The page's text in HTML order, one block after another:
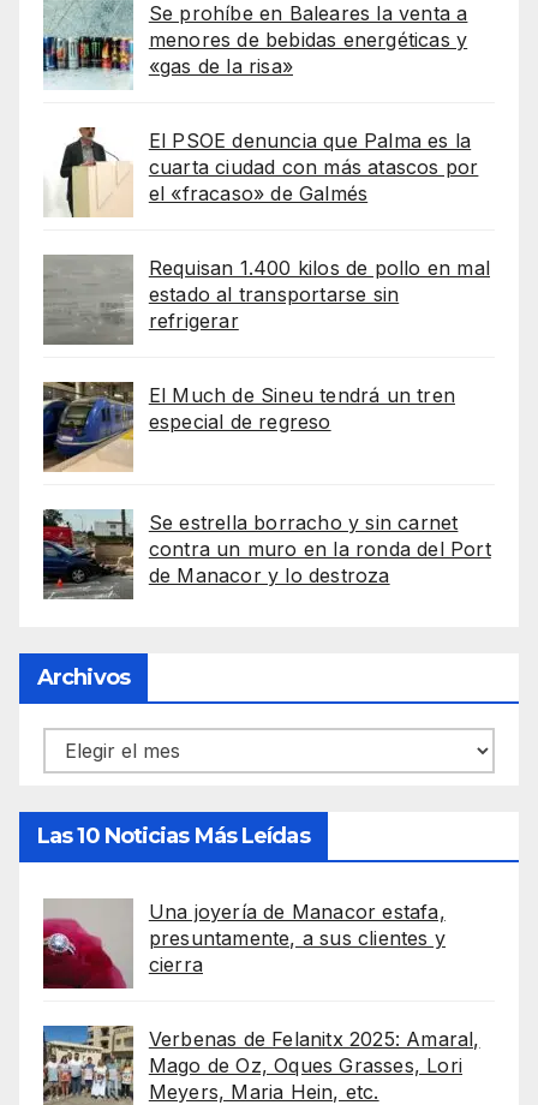
Se prohíbe en Baleares la venta a
menores de bebidas energéticas y
«gas de la risa»
El PSOE denuncia que Palma es la
cuarta ciudad con más atascos por
el «fracaso» de Galmés
Requisan 1.400 kilos de pollo en mal
estado al transportarse sin
refrigerar
El Much de Sineu tendrá un tren
especial de regreso
Se estrella borracho y sin carnet
contra un muro en la ronda del Port
de Manacor y lo destroza
Archivos
Archivos
Las 10 Noticias Más Leídas
Una joyería de Manacor estafa,
presuntamente, a sus clientes y
cierra
Verbenas de Felanitx 2025: Amaral,
Mago de Oz, Oques Grasses, Lori
Meyers, Maria Hein, etc.